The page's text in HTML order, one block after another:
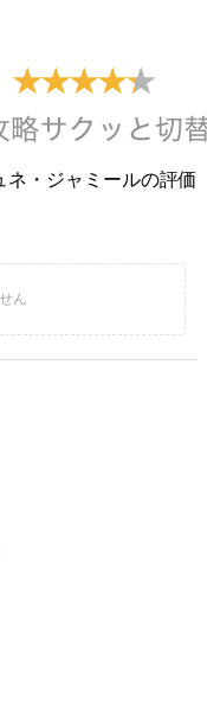
ネ・ジャミールの評価